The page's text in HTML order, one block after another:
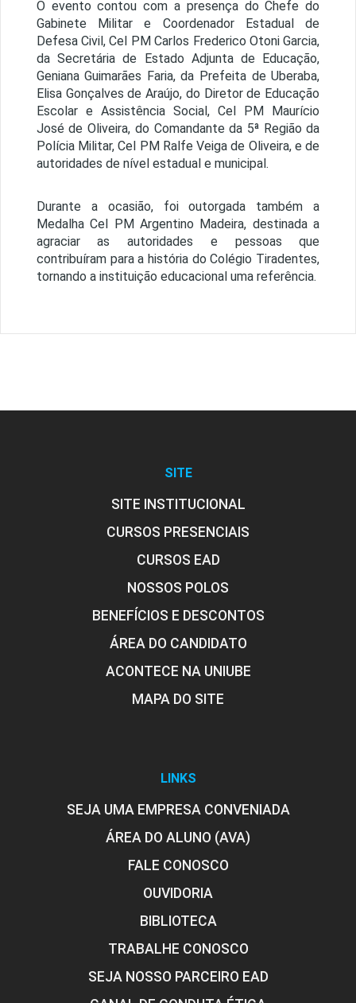
O evento contou com a presença do Chefe do
Gabinete Militar e Coordenador Estadual de
Defesa Civil, Cel PM Carlos Frederico Otoni Garcia,
da Secretária de Estado Adjunta de Educação,
Geniana Guimarães Faria, da Prefeita de Uberaba,
Elisa Gonçalves de Araújo, do Diretor de Educação
Escolar e Assistência Social, Cel PM Maurício
José de Oliveira, do Comandante da 5ª Região da
Polícia Militar, Cel PM Ralfe Veiga de Oliveira, e de
autoridades de nível estadual e municipal.
Durante a ocasião, foi outorgada também a
Medalha Cel PM Argentino Madeira, destinada a
agraciar as autoridades e pessoas que
contribuíram para a história do Colégio Tiradentes,
tornando a instituição educacional uma referência.
SITE
SITE INSTITUCIONAL
CURSOS PRESENCIAIS
CURSOS EAD
NOSSOS POLOS
BENEFÍCIOS E DESCONTOS
ÁREA DO CANDIDATO
ACONTECE NA UNIUBE
MAPA DO SITE
LINKS
SEJA UMA EMPRESA CONVENIADA
ÁREA DO ALUNO (AVA)
FALE CONOSCO
OUVIDORIA
BIBLIOTECA
TRABALHE CONOSCO
SEJA NOSSO PARCEIRO EAD